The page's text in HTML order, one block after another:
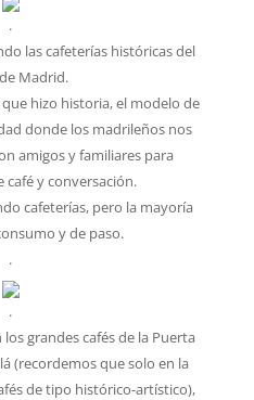
.
las cafeterías históricas del
Madrid.
hizo historia, el modelo de
donde los madrileños nos
amigos y familiares para
y conversación.
cafeterías, pero la mayoría
y de paso.
.
.
grandes cafés de la Puerta
(recordemos que solo en la
de tipo histórico-artístico),